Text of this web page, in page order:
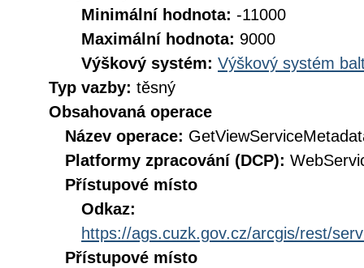
Minimální hodnota: -11000
Maximální hodnota: 9000
Výškový systém: Výškový systém
Typ vazby: těsný
Obsahovaná operace
Název operace:
Platformy zpracování (DCP):
Přístupové místo
Odkaz:
https://ags.cuzk.gov.cz/arcgis/rest/
Přístupové místo